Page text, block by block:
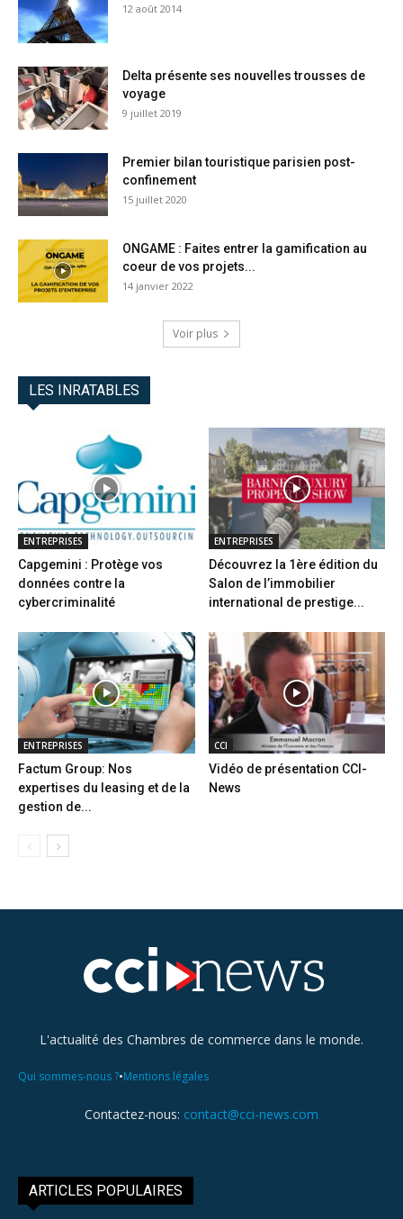
12 août 2014
Delta présente ses nouvelles trousses de
voyage
9 juillet 2019
Premier bilan touristique parisien post-
confinement
15 juillet 2020
ONGAME : Faites entrer la gamification au
coeur de vos projets...
14 janvier 2022
Voir plus
LES INRATABLES
ENTREPRISES
Capgemini : Protège vos
données contre la
cybercriminalité
ENTREPRISES
Découvrez la 1ère édition du
Salon de l’immobilier
international de prestige...
ENTREPRISES
Factum Group: Nos
expertises du leasing et de la
gestion de...
CCI
Vidéo de présentation CCI-
News
L'actualité des Chambres de commerce dans le monde.
Qui sommes-nous ?•Mentions légales
Contactez-nous: contact@cci-news.com
ARTICLES POPULAIRES